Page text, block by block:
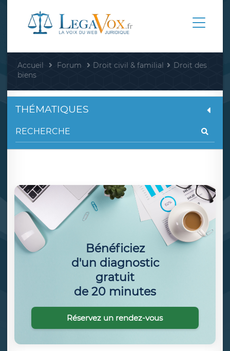
Accueil Forum Droit civil & familial
Droit des
biens
THÉMATIQUES
Bénéficiez
d'un diagnostic
gratuit
de 20 minutes
Réservez un rendez-vous